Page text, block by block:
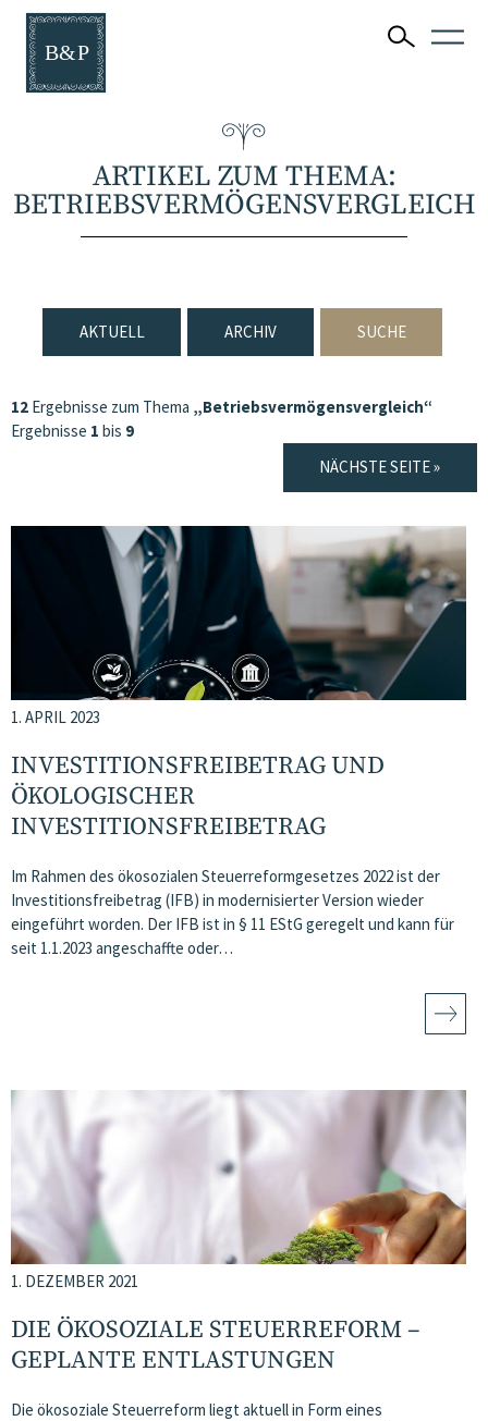
ARTIKEL ZUM THEMA:
BETRIEBSVERMÖGENSVERGLEICH
AKTUELL ARCHIV SUCHE
12 Ergebnisse zum Thema „Betriebsvermögensvergleich“
Ergebnisse 1 bis 9
NÄCHSTE SEITE »
1. APRIL 2023
INVESTITIONSFREIBETRAG UND
ÖKOLOGISCHER
INVESTITIONSFREIBETRAG
Im Rahmen des ökosozialen Steuerreformgesetzes 2022 ist der
Investitionsfreibetrag (IFB) in modernisierter Version wieder
eingeführt worden. Der IFB ist in § 11 EStG geregelt und kann für
seit 1.1.2023 angeschaffte oder…
1. DEZEMBER 2021
DIE ÖKOSOZIALE STEUERREFORM –
GEPLANTE ENTLASTUNGEN
Die ökosoziale Steuerreform liegt aktuell in Form eines